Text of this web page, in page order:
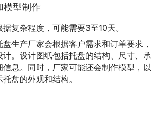
模型制作
据复杂程度，可能需要3至10天。
盘生产厂家会根据客户需求和订单要求，
计。设计图纸包括托盘的结构、尺寸、承
信息。同时，厂家可能还会制作模型，以
盘的外观和结构。